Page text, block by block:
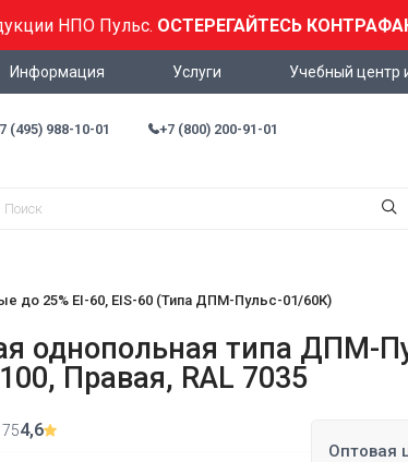
НПО Пульс. ОСТЕРЕГАЙТЕСЬ
Информация Услуги Учебный центр
(495) 988-10-01 +7 (800) 200-91-01
до 25% EI-60, EIS-60 (Типа ДПМ-Пульс-01/60К)
однопольная типа ДПМ-
Правая, RAL 7035
4,6
Оптовая